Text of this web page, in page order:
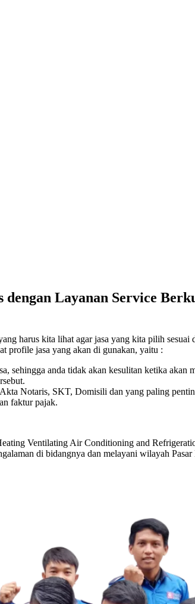
Layanan Service
harus kita lihat agar jasa yang kita pilih
profile jasa yang akan di gunakan, yaitu :
sehingga anda tidak akan kesulitan ketika akan
Notaris, SKT, Domisili dan yang paling
faktur pajak.
Ventilating Air Conditioning and
di bidangnya dan melayani wilayah